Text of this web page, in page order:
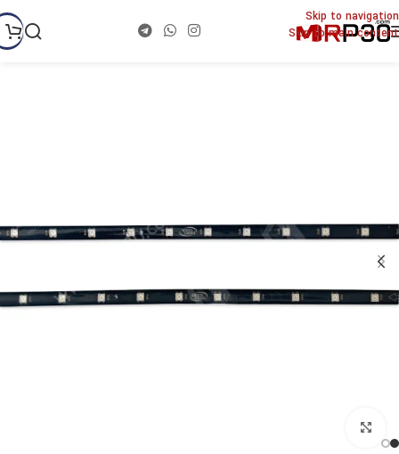
Skip to navigation
Skip to main content